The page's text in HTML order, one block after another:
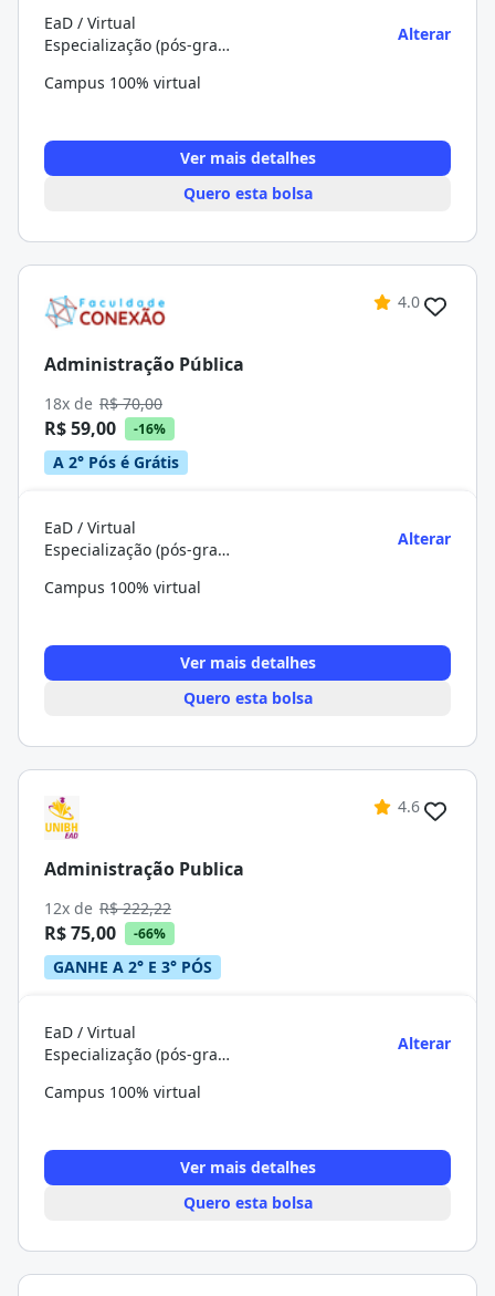
EaD / Virtual
Especialização (pós-graduação)
Alterar
Campus 100% virtual
Ver mais detalhes
Quero esta bolsa
4.0
Administração Pública
18x de R$ 70,00
R$ 59,00 -16%
A 2° Pós é Grátis
EaD / Virtual
Especialização (pós-graduação)
Alterar
Campus 100% virtual
Ver mais detalhes
Quero esta bolsa
4.6
Administração Publica
12x de R$ 222,22
R$ 75,00 -66%
GANHE A 2° E 3° PÓS
EaD / Virtual
Especialização (pós-graduação)
Alterar
Campus 100% virtual
Ver mais detalhes
Quero esta bolsa